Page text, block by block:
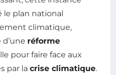
plan national
climatique,
réforme
pour faire face aux
par la crise climatique.